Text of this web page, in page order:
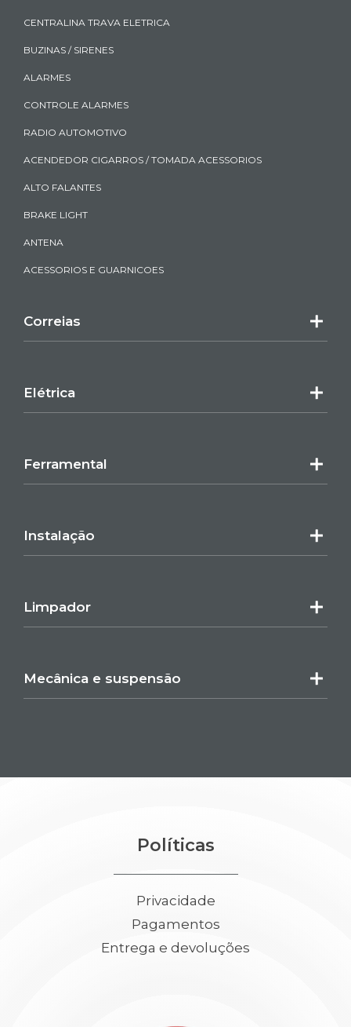
CENTRALINA TRAVA ELETRICA
BUZINAS / SIRENES
ALARMES
CONTROLE ALARMES
RADIO AUTOMOTIVO
ACENDEDOR CIGARROS / TOMADA ACESSORIOS
ALTO FALANTES
BRAKE LIGHT
ANTENA
ACESSORIOS E GUARNICOES
Correias
Elétrica
Ferramental
Instalação
Limpador
Mecânica e suspensão
Políticas
Privacidade
Pagamentos
Entrega e devoluções